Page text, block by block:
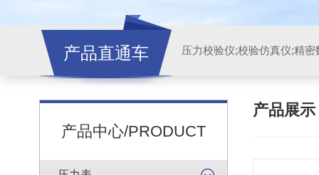
产品直通车
产品中心/PRODUCT
产品展示